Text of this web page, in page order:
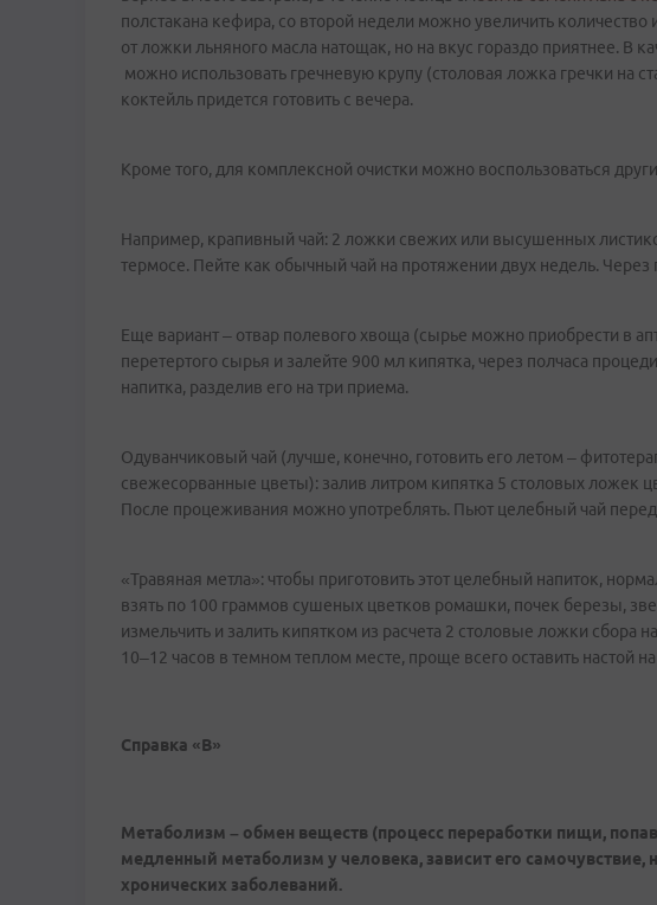
полстакана кефира, со второй недели можно увеличить
от ложки льняного масла натощак, но на вкус гораздо приятнее. В
можно использовать гречневую крупу (столовая ложка гречки на
коктейль придется готовить с вечера.
Кроме того, для комплексной очистки можно воспользоваться
Например, крапивный чай: 2 ложки свежих или высушенных
термосе. Пейте как обычный чай на протяжении двух недель. Через
Еще вариант – отвар полевого хвоща (сырье можно приобрести в
перетертого сырья и залейте 900 мл кипятка, через полчаса
напитка, разделив его на три приема.
Одуванчиковый чай (лучше, конечно, готовить его летом –
свежесорванные цветы): залив литром кипятка 5 столовых ложек
После процеживания можно употреблять. Пьют целебный чай
«Травяная метла»: чтобы приготовить этот целебный напиток,
взять по 100 граммов сушеных цветков ромашки, почек березы,
измельчить и залить кипятком из расчета 2 столовые ложки сбора
10–12 часов в темном теплом месте, проще всего оставить настой
Справка «В»
Метаболизм – обмен веществ (процесс переработки пищи,
медленный метаболизм у человека, зависит его самочувствие,
хронических заболеваний.